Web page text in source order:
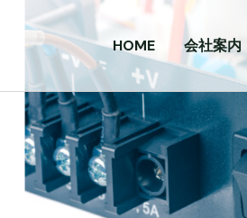
HOME 会社案内